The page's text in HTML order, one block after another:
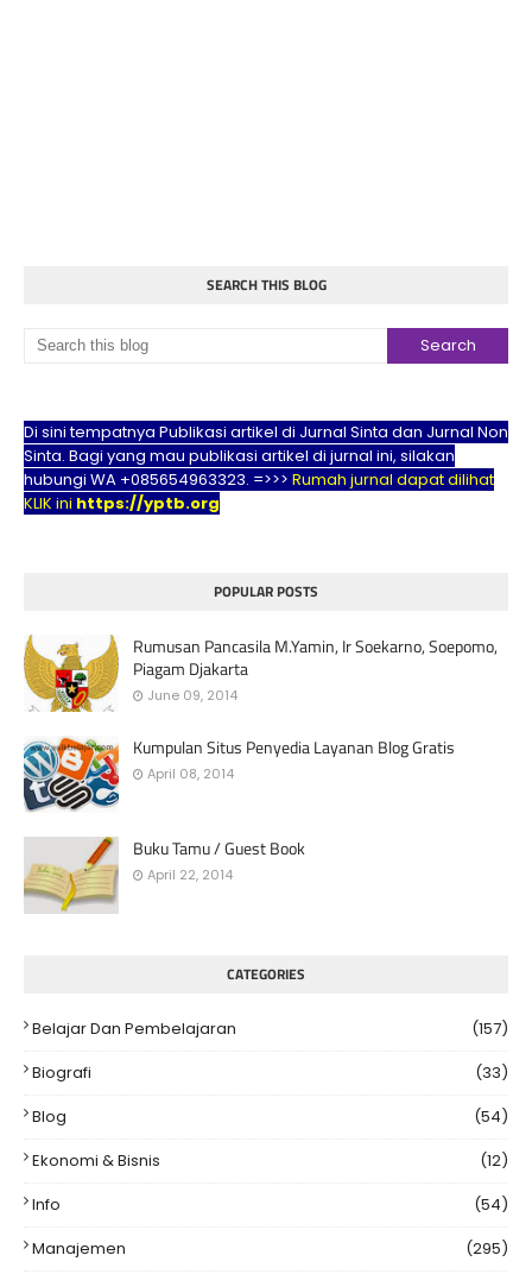
SEARCH THIS BLOG
Di sini tempatnya Publikasi artikel di Jurnal Sinta dan Jurnal Non
Sinta. Bagi yang mau publikasi artikel di jurnal ini, silakan
hubungi WA +085654963323. =>>> Rumah jurnal dapat dilihat
KLIK ini https://yptb.org
POPULAR POSTS
Rumusan Pancasila M.Yamin, Ir Soekarno, Soepomo,
Piagam Djakarta
June 09, 2014
Kumpulan Situs Penyedia Layanan Blog Gratis
April 08, 2014
Buku Tamu / Guest Book
April 22, 2014
CATEGORIES
Belajar Dan Pembelajaran
(157)
Biografi
(33)
Blog
(54)
Ekonomi & Bisnis
(12)
Info
(54)
Manajemen
(295)